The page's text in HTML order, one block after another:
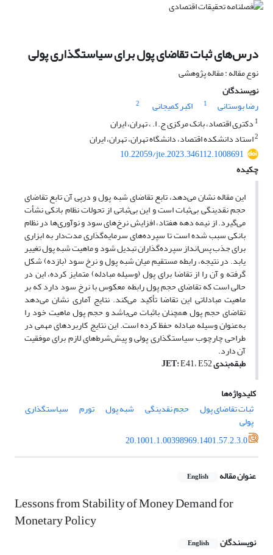
درس‌های ثبات تقاضای ‌پول برای سیاست‎گذاری پولی
نوع مقاله : مقاله پژوهشی
نویسندگان
رضا بوستانی
1 اکبر کمیجانی
2
1 دکتری اقتصاد، بانک مرکزی ج. ا. ، تهران، ایران
2استاد دانشکده اقتصاد، دانشگاه تهران، تهران، ایران
10.22059/jte.2023.346112.1008691
چکیده
این مقاله نشان می‌دهد، تابع تقاضای شبه‌ پول و درپی آن تابع تقاضای
حجم نقدینگی بی‌ثبات است و این بی‌ثباتی از تحولات نظام بانکی نشأت
می‌گیرد. از نیمه دهه هفتاد، افزایش نرخ‌‌های سود و نوآوری‌ها در نظام
بانکی سبب شده است تا سپرده‌های سرمایه‌گذاری مدت‌دار به ابزاری
برای جذب پس‌انداز سپرده‌گذاران تبدیل شود و ماهیت شبه‌ پول تغییر
یابد. در نتیجه، رابطه مستقیم میان شبه‌ پول و نرخ سود (بازده) شکل
گرفته و آن را از تقاضا برای پول (وسیله مبادله) متمایز کرده، این در
حالی است که تقاضای حجم پول رابطه معکوس با نرخ سود دارد که بر
ماهیت مبادلاتی این تقاضا تأکید می‌کند. نتایج آماری نشان می‌دهد
تقاضای حجم پول همچنان باثبات می‌باشد و حجم پول ماهیت خود را
به‌عنوان وسیله مبادله حفظ کرده است. این نتایج کاربردهای مهمی در
طراحی چارچوب سیاست‎گذاری پولی و پیش‌شرط‌های لازم برای موفقیت
آن دارد.
طبقه‌بندی JET:E41، E52
کلیدواژه‌ها
ثبات تقاضای پول
حجم نقدینگی شبه‌ پول تورم سیاست‎گذاری
پولی
20.1001.1.00398969.1401.57.2.3.0
عنوان مقاله English
Lessons from Stability of Money Demand for
Monetary Policy
نویسندگان English